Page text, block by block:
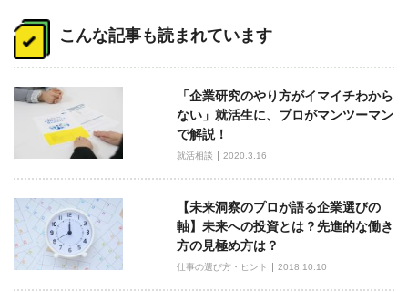
稿
ナ
ゲ
ー
ョ
ン
こんな記事も読まれています
「企業研究のやり方がイマイチわから
ない」就活生に、プロがマンツーマン
で解説！
就活相談 2020.3.16
【未来洞察のプロが語る企業選びの
軸】未来への投資とは？先進的な働き
方の見極め方は？
仕事の選び方・ヒント 2018.10.10